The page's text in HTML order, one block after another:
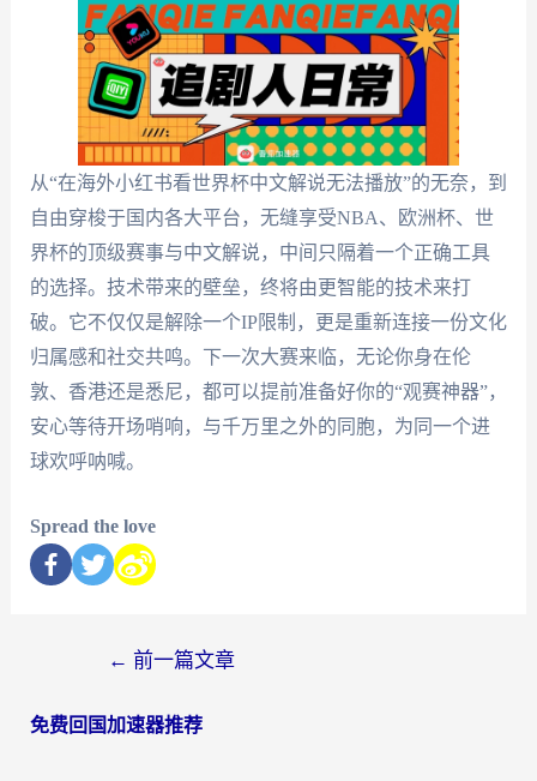
从“在海外小红书看世界杯中文解说无法播放”的无奈，到
自由穿梭于国内各大平台，无缝享受NBA、欧洲杯、世
界杯的顶级赛事与中文解说，中间只隔着一个正确工具
的选择。技术带来的壁垒，终将由更智能的技术来打
破。它不仅仅是解除一个IP限制，更是重新连接一份文化
归属感和社交共鸣。下一次大赛来临，无论你身在伦
敦、香港还是悉尼，都可以提前准备好你的“观赛神器”，
安心等待开场哨响，与千万里之外的同胞，为同一个进
球欢呼呐喊。
Spread the love
← 前一篇文章
免费回国加速器推荐